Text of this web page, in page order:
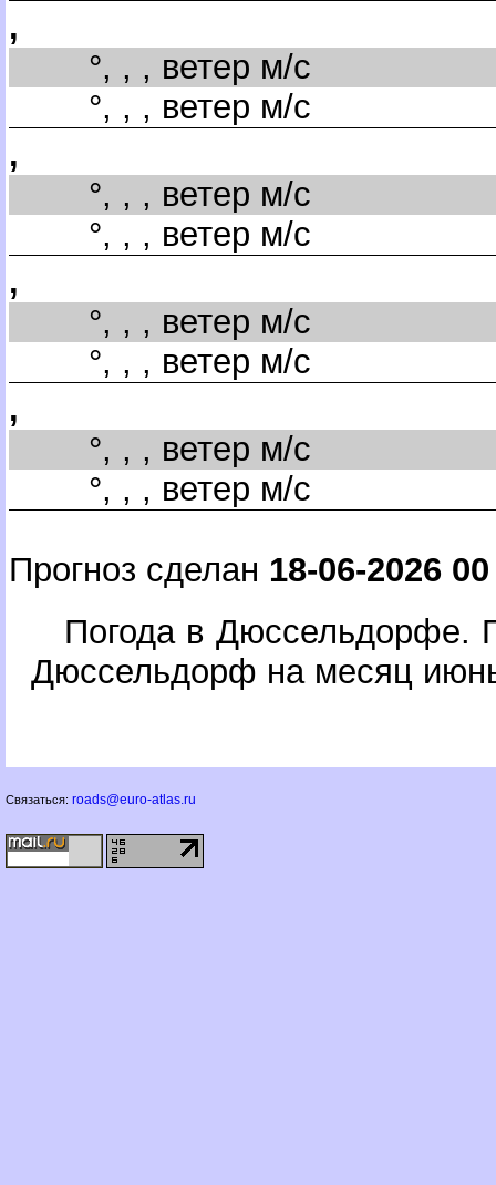
,
°, , , ветер м/с
°, , , ветер м/с
,
°, , , ветер м/с
°, , , ветер м/с
,
°, , , ветер м/с
°, , , ветер м/с
,
°, , , ветер м/с
°, , , ветер м/с
Прогноз сделан 18-06-2026
Погода в Дюссельдорфе.
Дюссельдорф на месяц
Связаться: roads@euro-atlas.ru